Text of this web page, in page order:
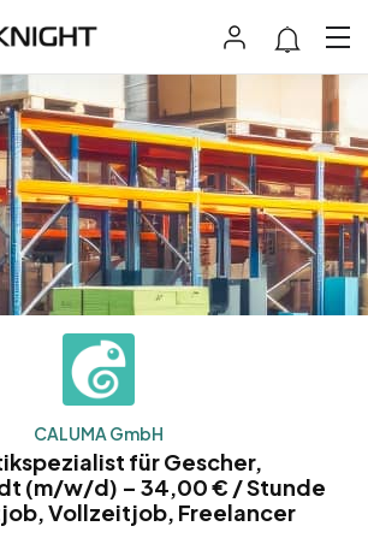
CALUMA GmbH
für Gescher,
(m/w/d) – 34,00 € / Stunde
Vollzeitjob, Freelancer